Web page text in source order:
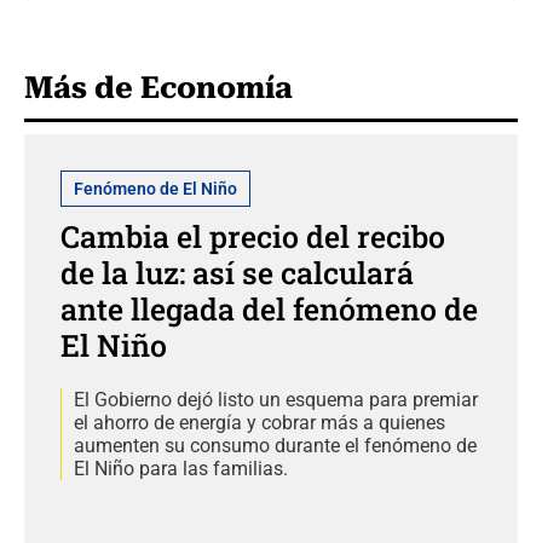
Más de Economía
Fenómeno de El Niño
Cambia el precio del recibo
de la luz: así se calculará
ante llegada del fenómeno de
El Niño
El Gobierno dejó listo un esquema para premiar
el ahorro de energía y cobrar más a quienes
aumenten su consumo durante el fenómeno de
El Niño para las familias.